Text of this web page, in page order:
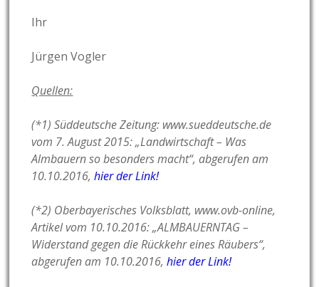
Ihr
Jürgen Vogler
Quellen:
(*1) Süddeutsche Zeitung: www.sueddeutsche.de
vom 7. August 2015: „Landwirtschaft – Was
Almbauern so besonders macht“, abgerufen am
10.10.2016,hier der Link!
(*2) Oberbayerisches Volksblatt, www.ovb-online,
Artikel vom 10.10.2016: „ALMBAUERNTAG –
Widerstand gegen die Rückkehr eines Räubers“,
abgerufen am 10.10.2016, hier der Link!